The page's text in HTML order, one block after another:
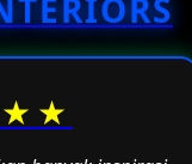
beraktivitas